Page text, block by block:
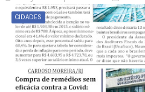
CIDADES